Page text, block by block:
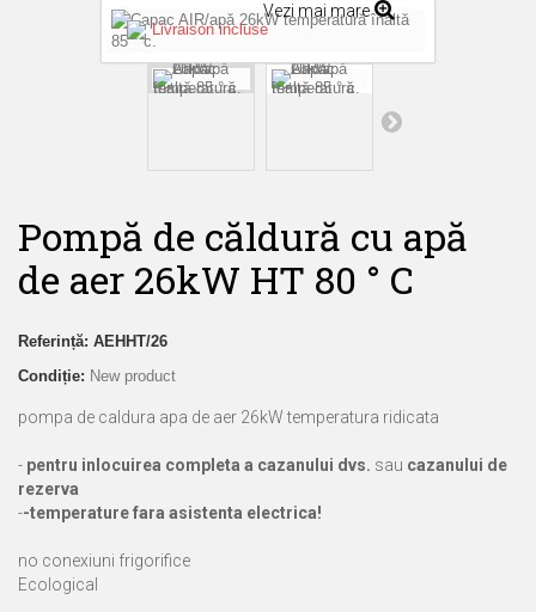
Vezi mai mare
Livraison incluse
Pompă de căldură cu apă
de aer 26kW HT 80 ° C
Referință: AEHHT/26
Condiție: New product
pompa de caldura apa de aer 26kW temperatura ridicata
- pentru inlocuirea completa a cazanului dvs. sau cazanului de
rezerva
--temperature fara asistenta electrica!
no conexiuni frigorifice
Ecological